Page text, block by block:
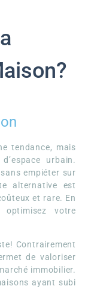
tendance, mais
urbain.
empiéter sur
alternative est
et rare. En
votre
Contrairement
de valoriser
immobilier.
ayant subi